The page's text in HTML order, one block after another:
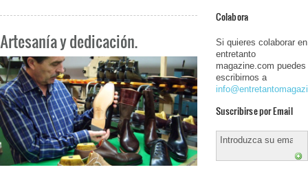
Artesanía y dedicación.
Colabora
Si quieres colaborar en
entretanto
magazine.com puedes
escribirnos a
Suscribirse por Email